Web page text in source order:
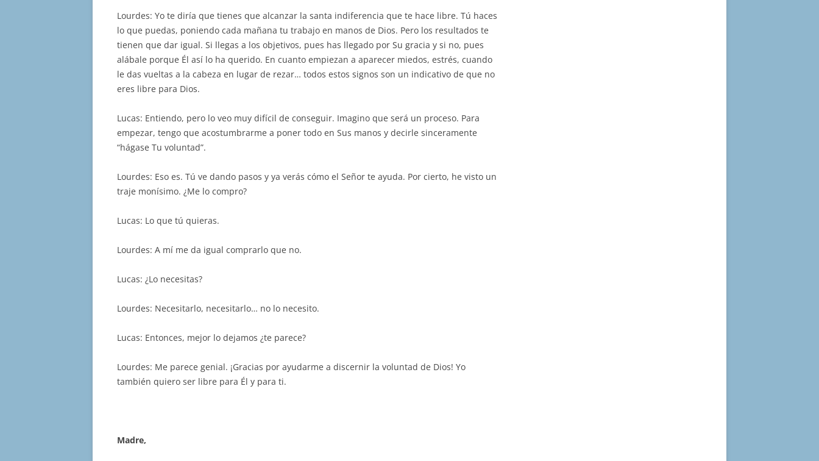
Lourdes: Yo te diría que tienes que alcanzar la santa indiferencia que te hace libre. Tú haces
lo que puedas, poniendo cada mañana tu trabajo en manos de Dios. Pero los resultados te
tienen que dar igual. Si llegas a los objetivos, pues has llegado por Su gracia y si no, pues
alábale porque Él así lo ha querido. En cuanto empiezan a aparecer miedos, estrés, cuando
le das vueltas a la cabeza en lugar de rezar… todos estos signos son un indicativo de que no
eres libre para Dios.
Lucas: Entiendo, pero lo veo muy difícil de conseguir. Imagino que será un proceso. Para
empezar, tengo que acostumbrarme a poner todo en Sus manos y decirle sinceramente
“hágase Tu voluntad”.
Lourdes: Eso es. Tú ve dando pasos y ya verás cómo el Señor te ayuda. Por cierto, he visto un
traje monísimo. ¿Me lo compro?
Lucas: Lo que tú quieras.
Lourdes: A mí me da igual comprarlo que no.
Lucas: ¿Lo necesitas?
Lourdes: Necesitarlo, necesitarlo… no lo necesito.
Lucas: Entonces, mejor lo dejamos ¿te parece?
Lourdes: Me parece genial. ¡Gracias por ayudarme a discernir la voluntad de Dios! Yo
también quiero ser libre para Él y para ti.
Madre,